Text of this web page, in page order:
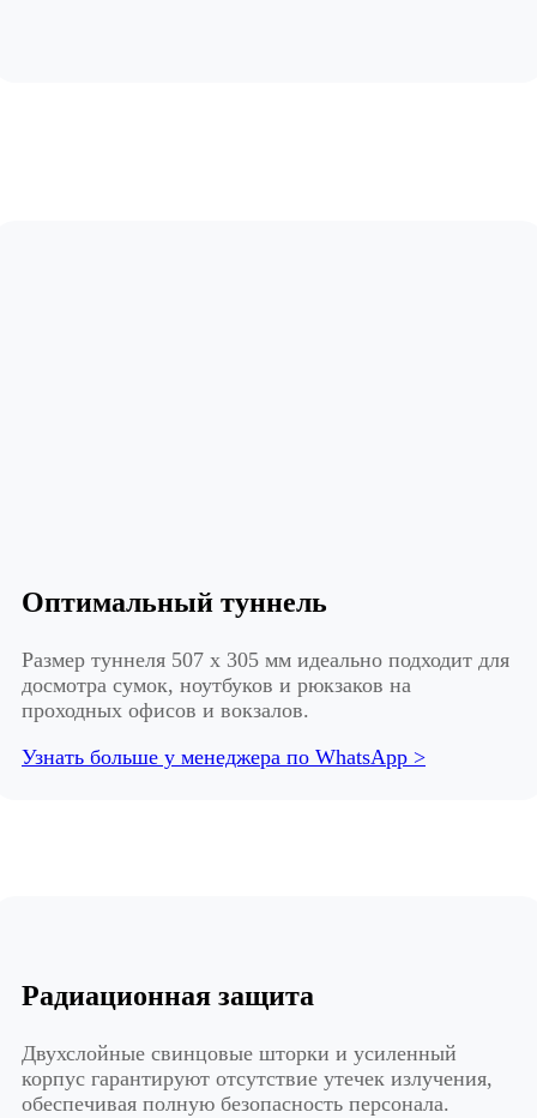
Оптимальный туннель
Размер туннеля 507 x 305 мм идеально подходит для
досмотра сумок, ноутбуков и рюкзаков на
проходных офисов и вокзалов.
Узнать больше у менеджера по WhatsApp >
Радиационная защита
Двухслойные свинцовые шторки и усиленный
корпус гарантируют отсутствие утечек излучения,
обеспечивая полную безопасность персонала.